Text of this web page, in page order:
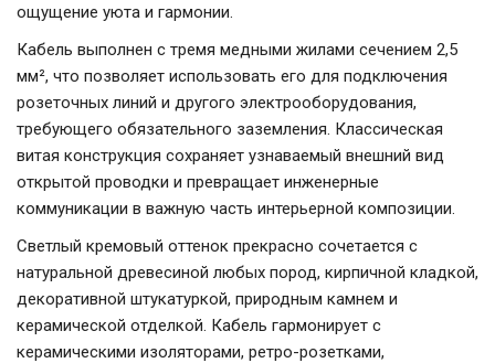
ощущение уюта и гармонии.
Кабель выполнен с тремя медными жилами сечением 2,5
мм², что позволяет использовать его для подключения
розеточных линий и другого электрооборудования,
требующего обязательного заземления. Классическая
витая конструкция сохраняет узнаваемый внешний вид
открытой проводки и превращает инженерные
коммуникации в важную часть интерьерной композиции.
Светлый кремовый оттенок прекрасно сочетается с
натуральной древесиной любых пород, кирпичной кладкой,
декоративной штукатуркой, природным камнем и
керамической отделкой. Кабель гармонирует с
керамическими изоляторами, ретро-розетками,